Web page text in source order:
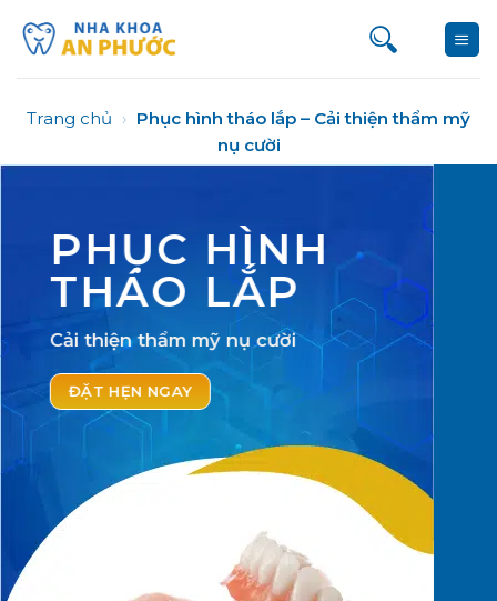
qua
Trang chủ › Phục hình tháo lắp – Cải thiện thẩm mỹ
nụ cười
PHỤC HÌNH
THÁO LẮP
Cải thiện thẩm mỹ nụ cười
ĐẶT HẸN NGAY